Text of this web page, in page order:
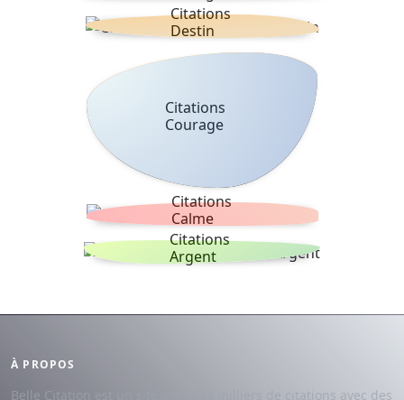
Citations
Destin
Citations
Courage
Citations
Calme
Citations
Argent
À PROPOS
Belle Citation est un site avec des milliers de citations avec des